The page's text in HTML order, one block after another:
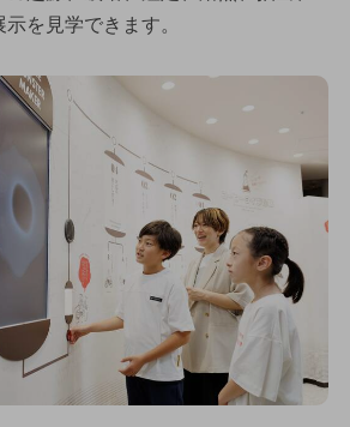
を見学できます。